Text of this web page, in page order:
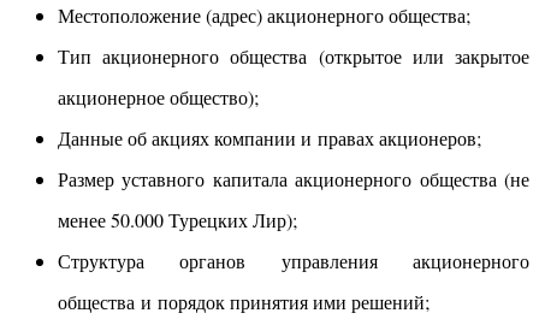
Местоположение (адрес) акционерного общества;
Тип акционерного общества (открытое или закрытое
акционерное общество);
Данные об акциях компании и правах акционеров;
Размер уставного капитала акционерного общества (не
менее 50.000 Турецких Лир);
Структура органов управления акционерного
общества и порядок принятия ими решений;